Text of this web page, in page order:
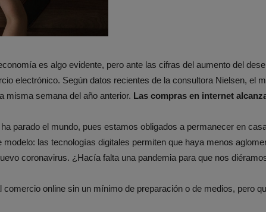
es algo evidente, pero ante las cifras del aumento del
electrónico. Según datos recientes de la consultora Nielsen, el
misma semana del año anterior. Las compras en internet
parado el mundo, pues estamos obligados a permanecer en
las tecnologías digitales permiten que haya menos
coronavirus. ¿Hacía falta una pandemia para que nos
online sin un mínimo de preparación o de medios, pero